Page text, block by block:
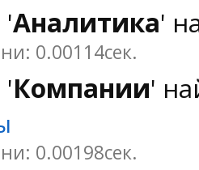
'Аналитика'
0.00114сек.
'Компании'
0.00198сек.